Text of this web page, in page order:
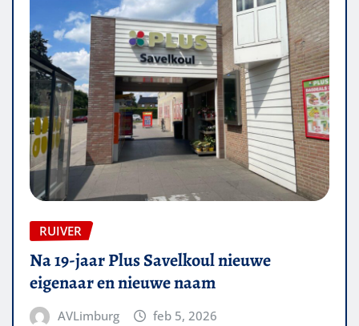
RUIVER
Na 19-jaar Plus Savelkoul nieuwe
eigenaar en nieuwe naam
AVLimburg feb 5, 2026